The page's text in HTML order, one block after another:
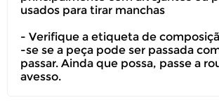
devolução.
usados para tirar manchas
- Verifique a etiqueta de
-se se a peça pode ser passada
passar. Ainda que possa, passe a
avesso.